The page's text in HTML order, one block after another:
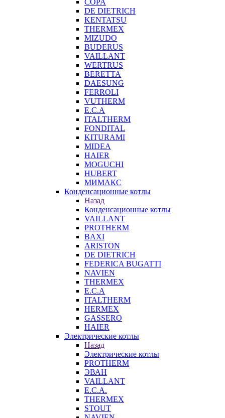
COPA
DE DIETRICH
KENTATSU
THERMEX
MIZUDO
BUDERUS
VAILLANT
WERTRUS
BERETTA
DAESUNG
FERROLI
VUTHERM
E.C.A
ITALTHERM
FONDITAL
KITURAMI
MIDEA
HAIER
MOGUCHI
HUBERT
МИМАКС
Конденсационные котлы
Назад
Конденсационные котлы
VAILLANT
PROTHERM
BAXI
ARISTON
DE DIETRICH
FEDERICA BUGATTI
NAVIEN
THERMEX
E.C.A
ITALTHERM
HERMEX
GASSERO
HAIER
Электрические котлы
Назад
Электрические котлы
PROTHERM
ЭВАН
VAILLANT
E.C.A.
THERMEX
STOUT